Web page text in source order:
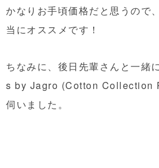
かなりお手頃価格だと思うので
当にオススメです！
ちなみに、後日先輩さんと一
s by Jagro (Cotton Collection
伺いました。